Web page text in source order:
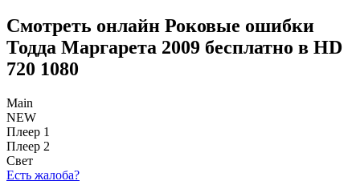
Смотреть онлайн Роковые ошибки
Тодда Маргарета 2009 бесплатно в HD
720 1080
Main
NEW
Плеер 1
Плеер 2
Свет
Есть жалоба?